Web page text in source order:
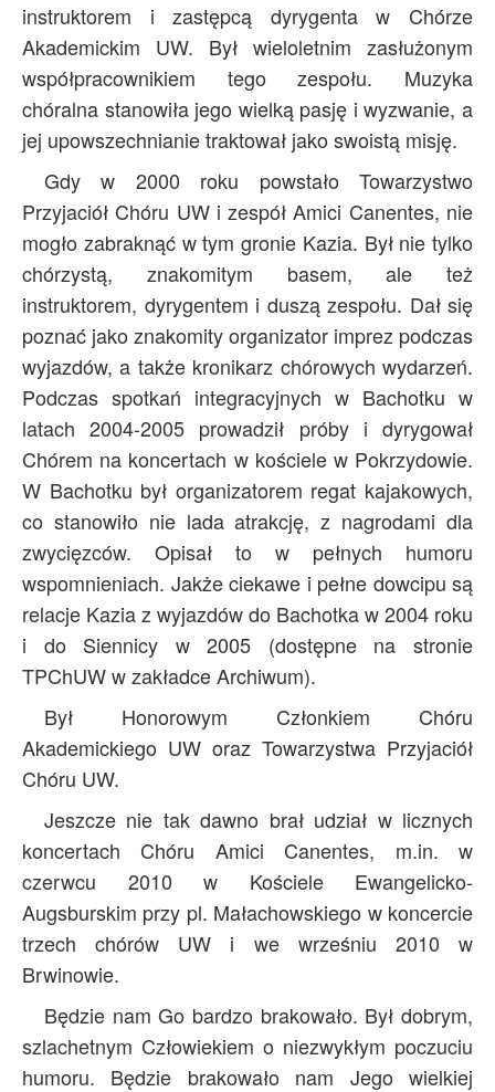
instruktorem i zastępcą dyrygenta w Chórze
Akademickim UW. Był wieloletnim zasłużonym
współpracownikiem tego zespołu. Muzyka
chóralna stanowiła jego wielką pasję i wyzwanie, a
jej upowszechnianie traktował jako swoistą misję.
Gdy w 2000 roku powstało Towarzystwo
Przyjaciół Chóru UW i zespół Amici Canentes, nie
mogło zabraknąć w tym gronie Kazia. Był nie tylko
chórzystą, znakomitym basem, ale też
instruktorem, dyrygentem i duszą zespołu. Dał się
poznać jako znakomity organizator imprez podczas
wyjazdów, a także kronikarz chórowych wydarzeń.
Podczas spotkań integracyjnych w Bachotku w
latach 2004-2005 prowadził próby i dyrygował
Chórem na koncertach w kościele w Pokrzydowie.
W Bachotku był organizatorem regat kajakowych,
co stanowiło nie lada atrakcję, z nagrodami dla
zwycięzców. Opisał to w pełnych humoru
wspomnieniach. Jakże ciekawe i pełne dowcipu są
relacje Kazia z wyjazdów do Bachotka w 2004 roku
i do Siennicy w 2005 (dostępne na stronie
TPChUW w zakładce Archiwum).
Był Honorowym Członkiem Chóru
Akademickiego UW oraz Towarzystwa Przyjaciół
Chóru UW.
Jeszcze nie tak dawno brał udział w licznych
koncertach Chóru Amici Canentes, m.in. w
czerwcu 2010 w Kościele Ewangelicko-
Augsburskim przy pl. Małachowskiego w koncercie
trzech chórów UW i we wrześniu 2010 w
Brwinowie.
Będzie nam Go bardzo brakowało. Był dobrym,
szlachetnym Człowiekiem o niezwykłym poczuciu
humoru. Będzie brakowało nam Jego wielkiej